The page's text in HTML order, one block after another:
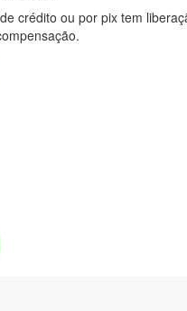
crédito ou por pix tem